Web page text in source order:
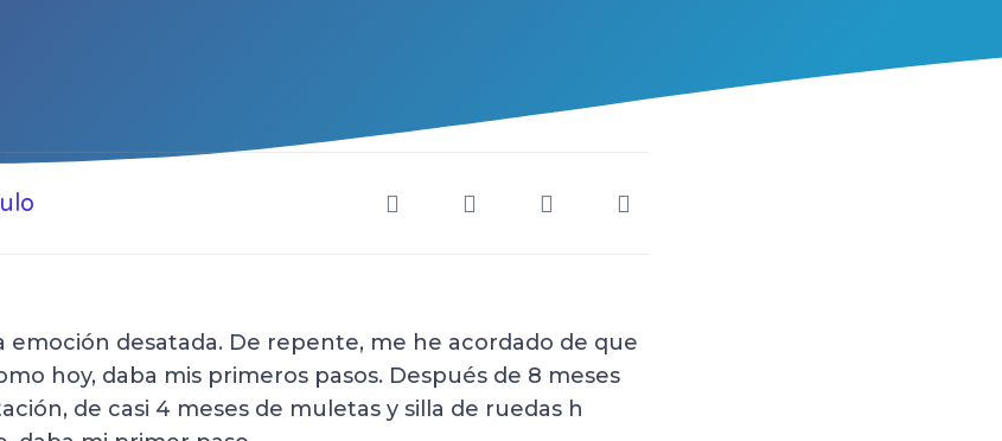
emoción desatada. De repente, me he acordado de que
hoy, daba mis primeros pasos. Después de 8 meses
de casi 4 meses de muletas y silla de ruedas h